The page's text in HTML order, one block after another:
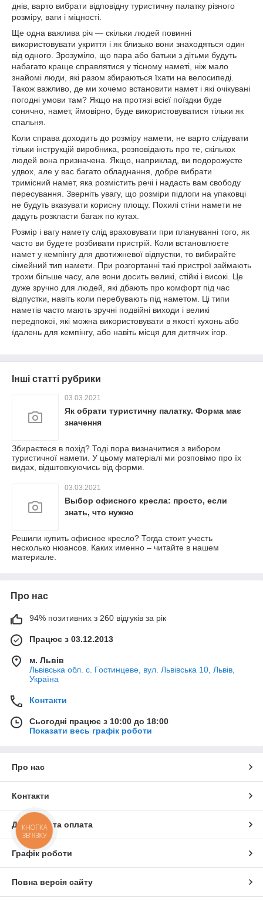
днів, варто вибрати відповідну туристичну палатку різного
розміру, ваги і міцності.
Ще одна важлива річ — скільки людей повинні
використовувати укриття і як близько вони знаходяться один
від одного. Зрозуміло, що пара або батьки з дітьми будуть
набагато краще справлятися у тісному наметі, ніж мало
знайомі люди, які разом збираються їхати на велосипеді.
Також важливо, де ми хочемо встановити намет і які очікувані
погодні умови там? Якщо на протязі всієї поїздки буде
сонячно, намет, ймовірно, буде використовуватися тільки як
спальня.
Коли справа доходить до розміру намети, не варто слідувати
тільки інструкцій виробника, розповідають про те, скількох
людей вона призначена. Якщо, наприклад, ви подорожуєте
удвох, але у вас багато обладнання, добре вибрати
тримісний намет, яка розмістить речі і надасть вам свободу
пересування. Зверніть увагу, що розміри підлоги на упаковці
не будуть вказувати корисну площу. Похилі стіни намети не
дадуть розкласти багаж по кутах.
Розмір і вагу намету слід враховувати при плануванні того, як
часто ви будете розбивати пристрій. Коли встановлюєте
намет у кемпінгу для двотижневої відпустки, то вибирайте
сімейний тип намети. При розгортанні такі пристрої займають
трохи більше часу, але вони досить великі, стійкі і високі. Це
дуже зручно для людей, які дбають про комфорт під час
відпустки, навіть коли перебувають під наметом. Ці типи
наметів часто мають зручні подвійні виходи і великі
передпокої, які можна використовувати в якості кухонь або
їдалень для кемпінгу, або навіть місця для дитячих ігор.
Інші статті рубрики
03.03.2021
Як обрати туристичну палатку. Форма має
значення
Збираєтеся в похід? Тоді пора визначитися з вибором
туристичної намети. У цьому матеріалі ми розповімо про їх
видах, відштовхуючись від форми.
03.03.2021
Выбор офисного кресла: просто, если
знать, что нужно
Решили купить офисное кресло? Тогда стоит учесть
несколько нюансов. Каких именно – читайте в нашем
материале.
Про нас
94% позитивних з 260 відгуків за рік
Працює з 03.12.2013
м. Львів
Львівська обл. с. Гостинцеве, вул. Львівська 10, Львів,
Україна
Контакти
Сьогодні працює з 10:00 до 18:00
Показати весь графік роботи
Про нас
Контакти
Доставка та оплата
Графік роботи
Повна версія сайту
КНОПКА
ЗВ'ЯЗКУ